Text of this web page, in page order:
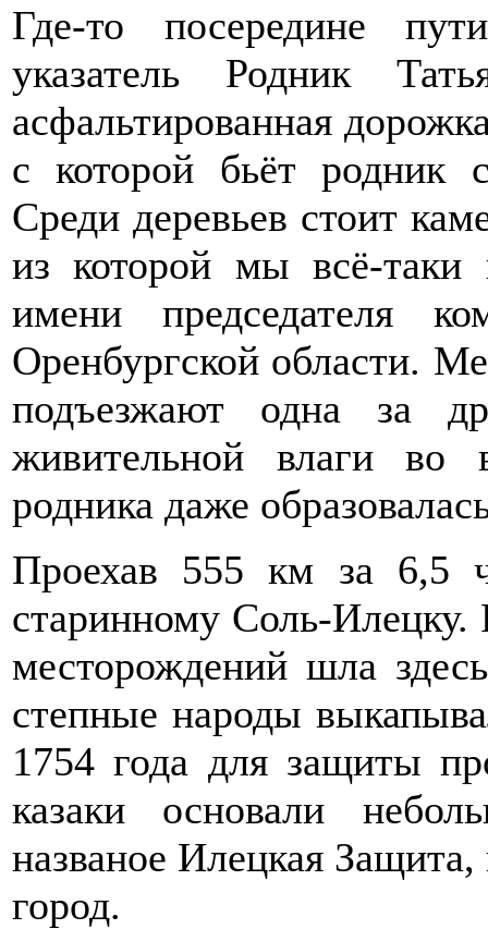
Где-то посередине
указатель Родник
асфальтированная
с которой бьёт родник
Среди деревьев стоит
из которой мы всё-таки
имени председателя
Оренбургской области.
подъезжают одна за
живительной влаги
родника даже
Проехав 555 км за 6,5
старинному Соль-Илецку.
месторождений шла
степные народы
1754 года для защиты
казаки основали
названое Илецкая
город.